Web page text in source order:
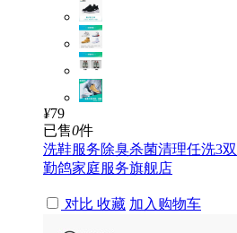
¥79
已售0件
洗鞋服务除臭杀菌清理任洗3
勤鸽家庭服务旗舰店
对比 收藏 加入购物车